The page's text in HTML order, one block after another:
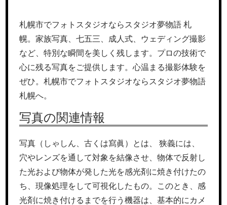
札幌市でフォトスタジオならスタジオ夢物語 札
幌。家族写真、七五三、成人式、ウェディング撮影
など、特別な瞬間を美しく残します。プロの技術で
心に残る写真をご提供します。心温まる撮影体験を
ぜひ。札幌市でフォトスタジオならスタジオ夢物語
札幌へ。
写真の関連情報
写真（しゃしん、古くは寫眞）とは、 狭義には、
穴やレンズを通して対象を結像させ、物体で反射し
た光および物体が発した光を感光剤に焼き付けたの
ち、現像処理をして可視化したもの。このとき、感
光剤に焼き付けるまでを行う機器は、基本的にカメ